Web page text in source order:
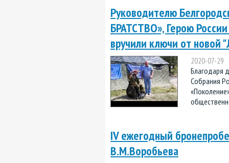
Руководителю
БРАТСТВО», Герою
вручили ключи от новой
2020-07-29
Благодаря
Собрания
IV ежегодный
В.М.Воробьева